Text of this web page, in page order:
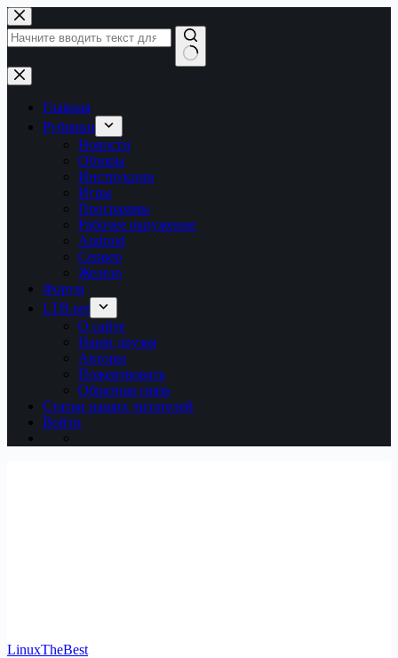
Перейти
к
сути
Ничего
не
найденоГлавная
Рубрики
Новости
Обзоры
Инструкции
Игры
Программы
Рабочее окружение
Android
Сервер
Железо
Форум
LTB.net
О сайте
Наши друзья
Авторы
Пожертвовать
Обратная связь
Статьи наших читателей
Войти
LinuxTheBest